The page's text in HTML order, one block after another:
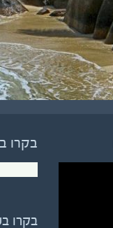
בקרו
בקרו